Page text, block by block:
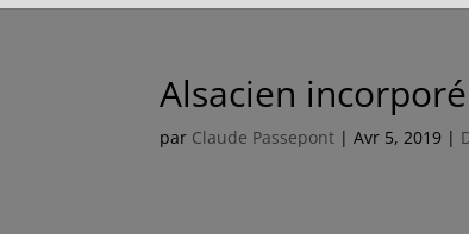
Alsacien
par Claude Passepont |Avr 5, 2019 |